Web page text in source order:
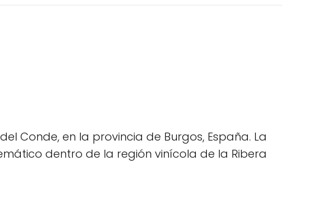
Conde, en la provincia de Burgos, España. La
dentro de la región vinícola de la Ribera